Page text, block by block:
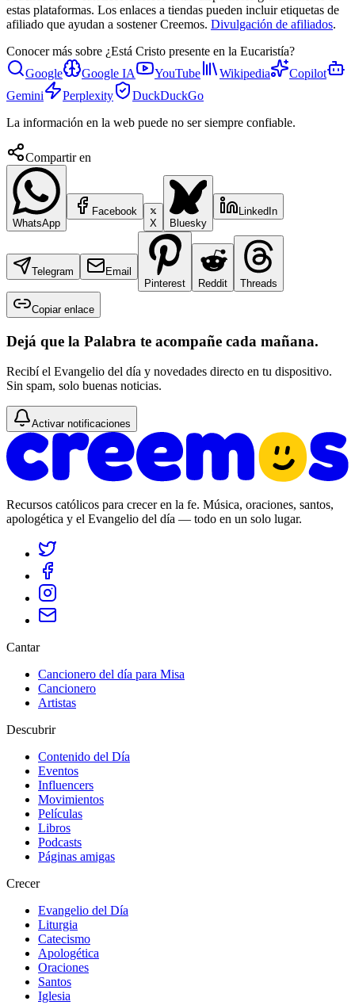
estas plataformas. Los enlaces a tiendas pueden incluir etiquetas de
afiliado que ayudan a sostener Creemos. Divulgación de afiliados.
Conocer más sobre ¿Está Cristo presente en la Eucaristía?
Google
Google IA YouTube Wikipedia
Copilot
Gemini
Perplexity
DuckDuckGo
La información en la web puede no ser siempre confiable.
Compartir en
WhatsApp
Facebook
X
Bluesky
LinkedIn
Telegram
Email
Pinterest
Reddit Threads
Copiar enlace
Dejá que la Palabra te acompañe cada mañana.
Recibí el Evangelio del día y novedades directo en tu dispositivo.
Sin spam, solo buenas noticias.
Activar notificaciones
Recursos católicos para crecer en la fe. Música, oraciones, santos,
apologética y el Evangelio del día — todo en un solo lugar.
Cantar
Cancionero del día para Misa
Cancionero
Artistas
Descubrir
Contenido del Día
Eventos
Influencers
Movimientos
Películas
Libros
Podcasts
Páginas amigas
Crecer
Evangelio del Día
Liturgia
Catecismo
Apologética
Oraciones
Santos
Iglesia